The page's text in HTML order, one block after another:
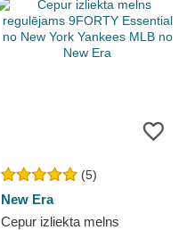
(5)
New Era
Cepur izliekta melns